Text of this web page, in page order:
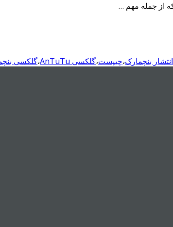
انتشار بنچمارک،چیپست،گلکسی AnTuTu ،گلکسی